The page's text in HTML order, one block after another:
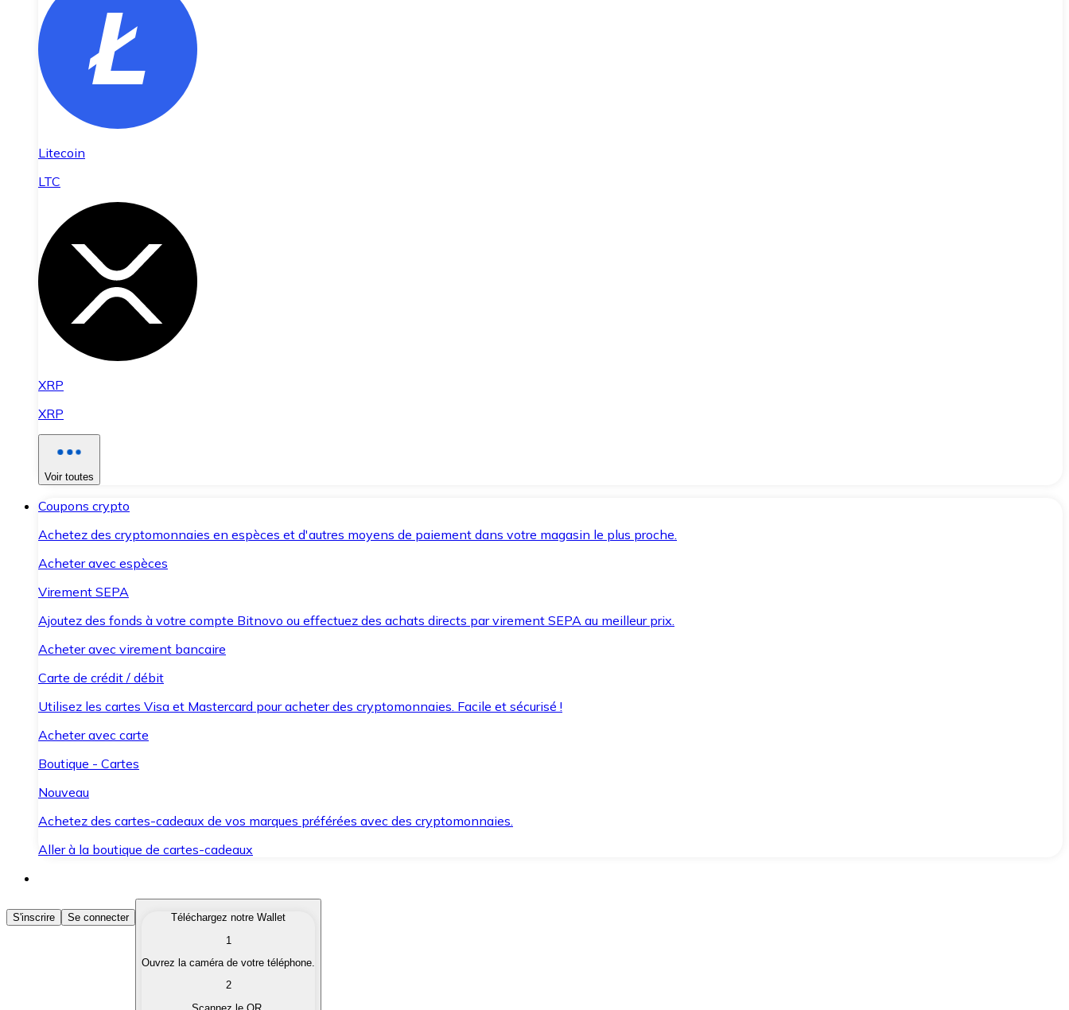
Litecoin
LTC
XRP
XRP
Voir toutes
Coupons crypto
Achetez des cryptomonnaies en espèces et d'autres moyens de paiement dans votre magasin le plus proche.
Acheter avec espèces
Virement SEPA
Ajoutez des fonds à votre compte Bitnovo ou effectuez des achats directs par virement SEPA au meilleur prix.
Acheter avec virement bancaire
Carte de crédit / débit
Utilisez les cartes Visa et Mastercard pour acheter des cryptomonnaies. Facile et sécurisé !
Acheter avec carte
Boutique - Cartes
Nouveau
Achetez des cartes-cadeaux de vos marques préférées avec des cryptomonnaies.
Aller à la boutique de cartes-cadeaux
Acheter des Cryptomonnaies
Achetez les cryptomonnaies qui vous intéressent rapidement et en toute sécurité.
Convertissez vos cryptomonnaies en monnaie fiduciaire lorsque vous en avez besoin.
S'inscrire Se connecter
Téléchargez notre Wallet
1
Ouvrez la caméra de votre téléphone.
2